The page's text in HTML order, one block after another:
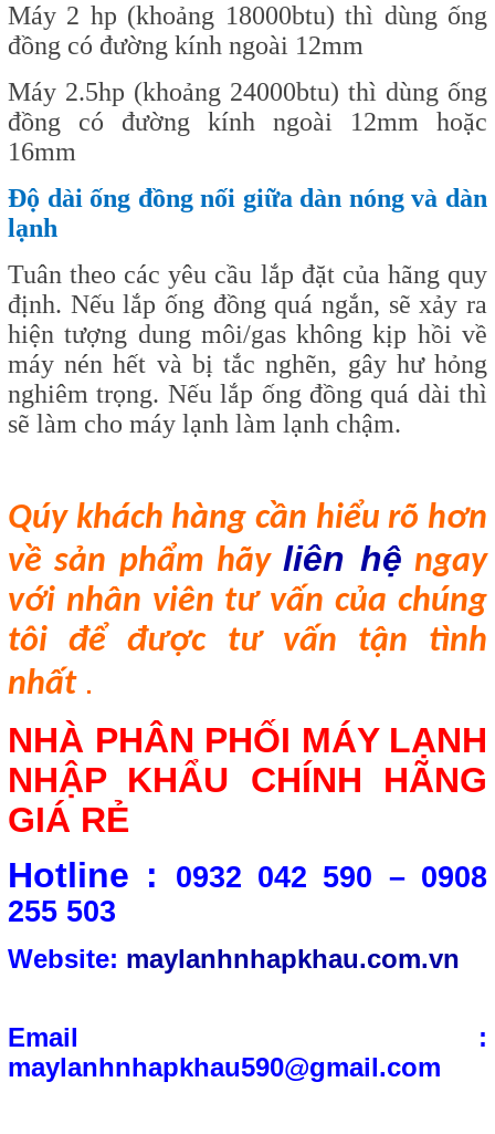
Máy 2 hp (khoảng 18000btu) thì dùng ống
đồng có đường kính ngoài 12mm
Máy 2.5hp (khoảng 24000btu) thì dùng ống
đồng có đường kính ngoài 12mm hoặc
16mm
Độ dài ống đồng nối giữa dàn nóng và dàn
lạnh
Tuân theo các yêu cầu lắp đặt của hãng quy
định. Nếu lắp ống đồng quá ngắn, sẽ xảy ra
hiện tượng dung môi/gas không kịp hồi về
máy nén hết và bị tắc nghẽn, gây hư hỏng
nghiêm trọng. Nếu lắp ống đồng quá dài thì
sẽ làm cho máy lạnh làm lạnh chậm.
Qúy khách hàngcần hiểu rõ hơn
về sản phẩm hãyliên hệ ngay
với nhân viên tư vấn của chúng
tôi để được tư vấn tận tình
nhất .
NHÀ PHÂN PHỐI MÁY LẠNH
NHẬP KHẨU CHÍNH HÃNG
GIÁ RẺ
Hotline :
0932 042 590 – 0908
255 503
Website: maylanhnhapkhau.com.vn
Email :
maylanhnhapkhau590@gmail.com